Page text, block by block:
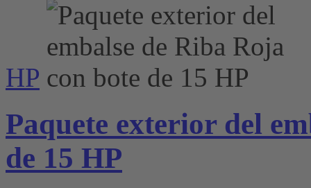
HP
Paquete exterior del
de 15 HP